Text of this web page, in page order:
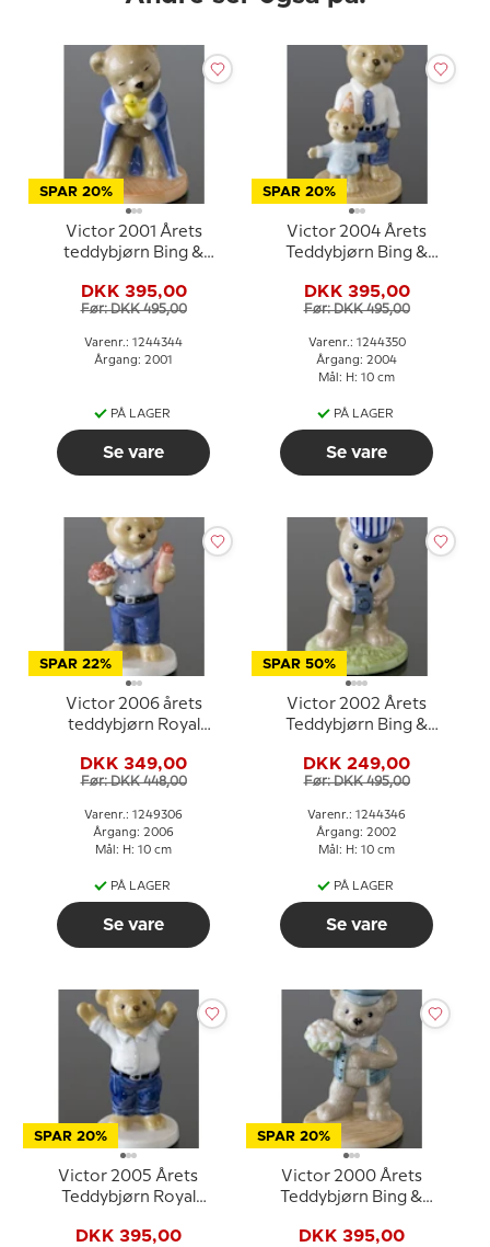
SPAR 20%
Victor 2001 Årets
teddybjørn Bing &
DKK 395,00
Før: DKK 495,00
Varenr.: 1244344
Årgang: 2001
PÅ LAGER
Se vare
SPAR 20%
Victor 2004 Årets
Teddybjørn Bing &
DKK 395,00
Før: DKK 495,00
Varenr.: 1244350
Årgang: 2004
Mål: H: 10 cm
PÅ LAGER
Se vare
SPAR 22%
Victor 2006 årets
teddybjørn Royal
DKK 349,00
Før: DKK 448,00
Varenr.: 1249306
Årgang: 2006
Mål: H: 10 cm
PÅ LAGER
Se vare
SPAR 50%
Victor 2002 Årets
Teddybjørn Bing &
DKK 249,00
Før: DKK 495,00
Varenr.: 1244346
Årgang: 2002
Mål: H: 10 cm
PÅ LAGER
Se vare
SPAR 20%
Victor 2005 Årets
Teddybjørn Royal
DKK 395,00
SPAR 20%
Victor 2000 Årets
Teddybjørn Bing &
DKK 395,00